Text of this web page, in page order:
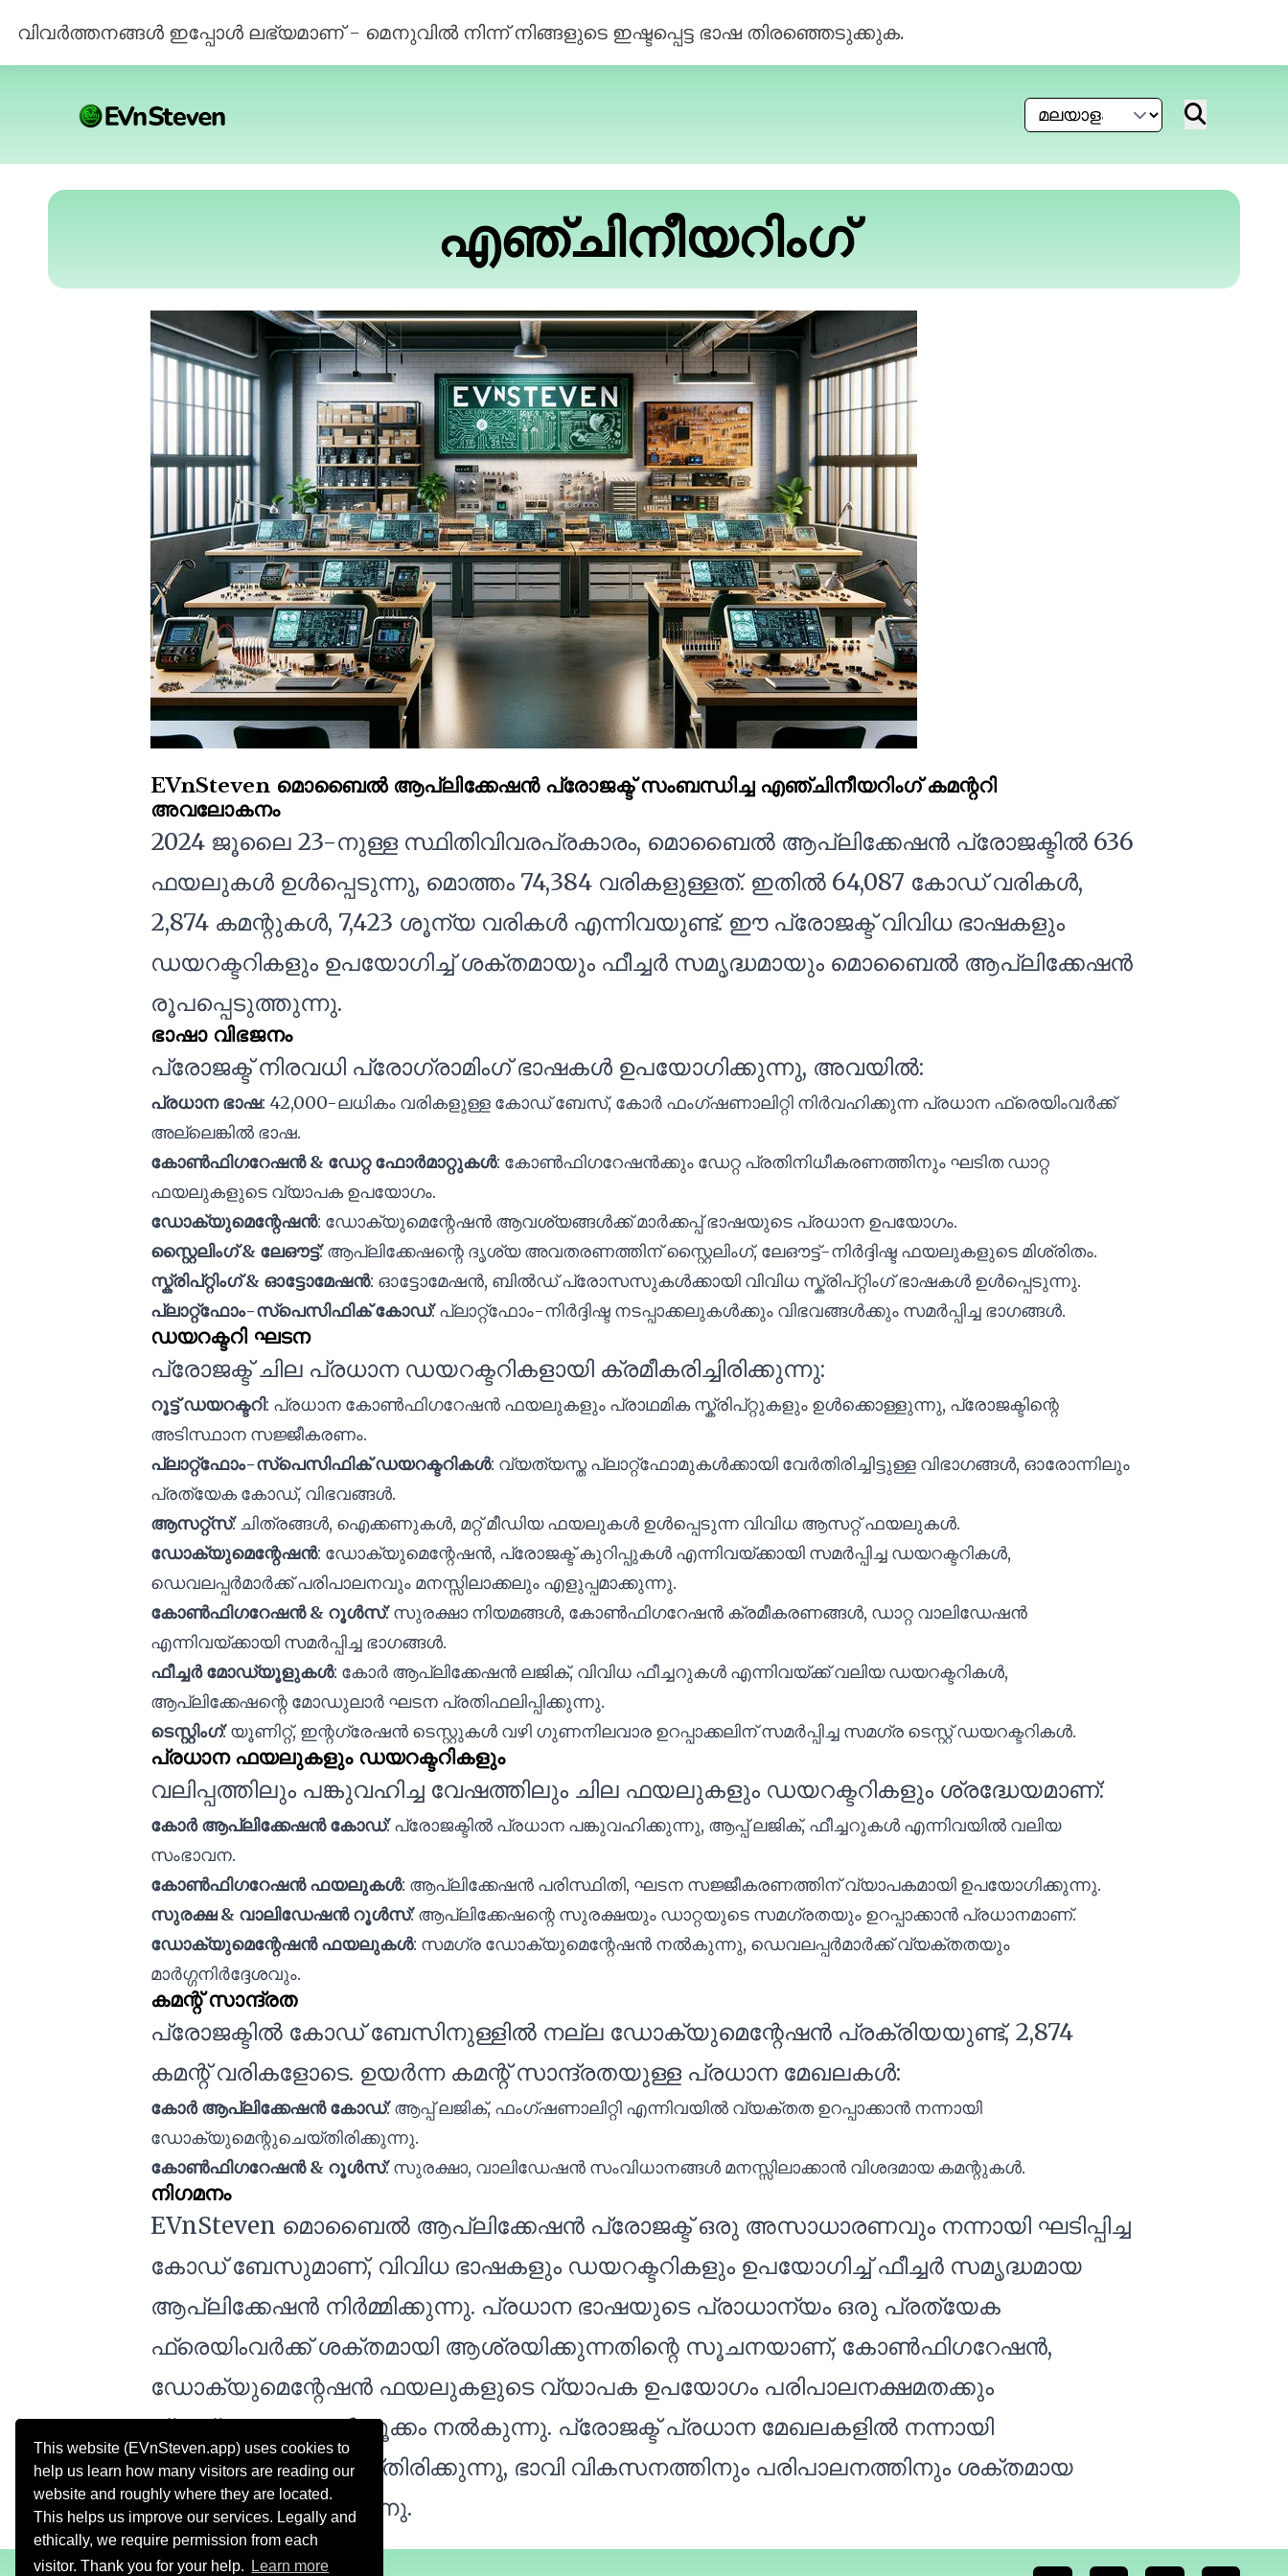
This website (EVnSteven.app) uses cookies to
help us learn how many visitors are reading our
website and roughly where they are located.
This helps us improve our services. Legally and
ethically, we require permission from each
visitor. Thank you for your help.
Learn more
വിവർത്തനങ്ങൾ ഇപ്പോൾ ലഭ്യമാണ് - മെനുവിൽ നിന്ന് നിങ്ങളുടെ ഇഷ്ടപ്പെട്ട ഭാഷ തിരഞ്ഞെടുക്കുക.
എഞ്ചിനീയറിംഗ്
EVnSteven മൊബൈൽ ആപ്ലിക്കേഷൻ പ്രോജക്ട് സംബന്ധിച്ച എഞ്ചിനീയറിംഗ് കമന്ററി
അവലോകനം
2024 ജൂലൈ 23-നുള്ള സ്ഥിതിവിവരപ്രകാരം, മൊബൈൽ ആപ്ലിക്കേഷൻ പ്രോജക്ടിൽ 636
ഫയലുകൾ ഉൾപ്പെടുന്നു, മൊത്തം 74,384 വരികളുള്ളത്. ഇതിൽ 64,087 കോഡ് വരികൾ,
2,874 കമന്റുകൾ, 7,423 ശൂന്യ വരികൾ എന്നിവയുണ്ട്. ഈ പ്രോജക്ട് വിവിധ ഭാഷകളും
ഡയറക്ടറികളും ഉപയോഗിച്ച് ശക്തമായും ഫീച്ചർ സമൃദ്ധമായും മൊബൈൽ ആപ്ലിക്കേഷൻ
രൂപപ്പെടുത്തുന്നു.
ഭാഷാ വിഭജനം
പ്രോജക്ട് നിരവധി പ്രോഗ്രാമിംഗ് ഭാഷകൾ ഉപയോഗിക്കുന്നു, അവയിൽ:
പ്രധാന ഭാഷ: 42,000-ലധികം വരികളുള്ള കോഡ് ബേസ്, കോർ ഫംഗ്ഷണാലിറ്റി നിർവഹിക്കുന്ന പ്രധാന ഫ്രെയിംവർക്ക്
അല്ലെങ്കിൽ ഭാഷ.
കോൺഫിഗറേഷൻ & ഡേറ്റ ഫോർമാറ്റുകൾ: കോൺഫിഗറേഷൻക്കും ഡേറ്റ പ്രതിനിധീകരണത്തിനും ഘടിത ഡാറ്റ
ഫയലുകളുടെ വ്യാപക ഉപയോഗം.
ഡോക്യുമെന്റേഷൻ: ഡോക്യുമെന്റേഷൻ ആവശ്യങ്ങൾക്ക് മാർക്കപ്പ് ഭാഷയുടെ പ്രധാന ഉപയോഗം.
സ്റ്റൈലിംഗ് & ലേഔട്ട്: ആപ്ലിക്കേഷന്റെ ദൃശ്യ അവതരണത്തിന് സ്റ്റൈലിംഗ്, ലേഔട്ട്-നിർദ്ദിഷ്ട ഫയലുകളുടെ മിശ്രിതം.
സ്ക്രിപ്റ്റിംഗ് & ഓട്ടോമേഷൻ: ഓട്ടോമേഷൻ, ബിൽഡ് പ്രോസസുകൾക്കായി വിവിധ സ്ക്രിപ്റ്റിംഗ് ഭാഷകൾ ഉൾപ്പെടുന്നു.
പ്ലാറ്റ്ഫോം-സ്പെസിഫിക് കോഡ്: പ്ലാറ്റ്ഫോം-നിർദ്ദിഷ്ട നടപ്പാക്കലുകൾക്കും വിഭവങ്ങൾക്കും സമർപ്പിച്ച ഭാഗങ്ങൾ.
ഡയറക്ടറി ഘടന
പ്രോജക്ട് ചില പ്രധാന ഡയറക്ടറികളായി ക്രമീകരിച്ചിരിക്കുന്നു:
റൂട്ട് ഡയറക്ടറി: പ്രധാന കോൺഫിഗറേഷൻ ഫയലുകളും പ്രാഥമിക സ്ക്രിപ്റ്റുകളും ഉൾക്കൊള്ളുന്നു, പ്രോജക്ടിന്റെ
അടിസ്ഥാന സജ്ജീകരണം.
പ്ലാറ്റ്ഫോം-സ്പെസിഫിക് ഡയറക്ടറികൾ: വ്യത്യസ്ത പ്ലാറ്റ്ഫോമുകൾക്കായി വേർതിരിച്ചിട്ടുള്ള വിഭാഗങ്ങൾ, ഓരോന്നിലും
പ്രത്യേക കോഡ്, വിഭവങ്ങൾ.
ആസറ്റ്സ്: ചിത്രങ്ങൾ, ഐക്കണുകൾ, മറ്റ് മീഡിയ ഫയലുകൾ ഉൾപ്പെടുന്ന വിവിധ ആസറ്റ് ഫയലുകൾ.
ഡോക്യുമെന്റേഷൻ: ഡോക്യുമെന്റേഷൻ, പ്രോജക്ട് കുറിപ്പുകൾ എന്നിവയ്ക്കായി സമർപ്പിച്ച ഡയറക്ടറികൾ,
ഡെവലപ്പർമാർക്ക് പരിപാലനവും മനസ്സിലാക്കലും എളുപ്പമാക്കുന്നു.
കോൺഫിഗറേഷൻ & റൂൾസ്: സുരക്ഷാ നിയമങ്ങൾ, കോൺഫിഗറേഷൻ ക്രമീകരണങ്ങൾ, ഡാറ്റ വാലിഡേഷൻ
എന്നിവയ്ക്കായി സമർപ്പിച്ച ഭാഗങ്ങൾ.
ഫീച്ചർ മോഡ്യൂളുകൾ: കോർ ആപ്ലിക്കേഷൻ ലജിക്, വിവിധ ഫീച്ചറുകൾ എന്നിവയ്ക്ക് വലിയ ഡയറക്ടറികൾ,
ആപ്ലിക്കേഷന്റെ മോഡുലാർ ഘടന പ്രതിഫലിപ്പിക്കുന്നു.
ടെസ്റ്റിംഗ്: യൂണിറ്റ്, ഇന്റഗ്രേഷൻ ടെസ്റ്റുകൾ വഴി ഗുണനിലവാര ഉറപ്പാക്കലിന് സമർപ്പിച്ച സമഗ്ര ടെസ്റ്റ് ഡയറക്ടറികൾ.
പ്രധാന ഫയലുകളും ഡയറക്ടറികളും
വലിപ്പത്തിലും പങ്കുവഹിച്ച വേഷത്തിലും ചില ഫയലുകളും ഡയറക്ടറികളും ശ്രദ്ധേയമാണ്:
കോർ ആപ്ലിക്കേഷൻ കോഡ്: പ്രോജക്ടിൽ പ്രധാന പങ്കുവഹിക്കുന്നു, ആപ്പ് ലജിക്, ഫീച്ചറുകൾ എന്നിവയിൽ വലിയ
സംഭാവന.
കോൺഫിഗറേഷൻ ഫയലുകൾ: ആപ്ലിക്കേഷൻ പരിസ്ഥിതി, ഘടന സജ്ജീകരണത്തിന് വ്യാപകമായി ഉപയോഗിക്കുന്നു.
സുരക്ഷ & വാലിഡേഷൻ റൂൾസ്: ആപ്ലിക്കേഷന്റെ സുരക്ഷയും ഡാറ്റയുടെ സമഗ്രതയും ഉറപ്പാക്കാൻ പ്രധാനമാണ്.
ഡോക്യുമെന്റേഷൻ ഫയലുകൾ: സമഗ്ര ഡോക്യുമെന്റേഷൻ നൽകുന്നു, ഡെവലപ്പർമാർക്ക് വ്യക്തതയും
മാർഗ്ഗനിർദ്ദേശവും.
കമന്റ് സാന്ദ്രത
പ്രോജക്ടിൽ കോഡ് ബേസിനുള്ളിൽ നല്ല ഡോക്യുമെന്റേഷൻ പ്രക്രിയയുണ്ട്, 2,874
കമന്റ് വരികളോടെ. ഉയർന്ന കമന്റ് സാന്ദ്രതയുള്ള പ്രധാന മേഖലകൾ:
കോർ ആപ്ലിക്കേഷൻ കോഡ്: ആപ്പ് ലജിക്, ഫംഗ്ഷണാലിറ്റി എന്നിവയിൽ വ്യക്തത ഉറപ്പാക്കാൻ നന്നായി
ഡോക്യുമെന്റുചെയ്തിരിക്കുന്നു.
കോൺഫിഗറേഷൻ & റൂൾസ്: സുരക്ഷാ, വാലിഡേഷൻ സംവിധാനങ്ങൾ മനസ്സിലാക്കാൻ വിശദമായ കമന്റുകൾ.
നിഗമനം
EVnSteven മൊബൈൽ ആപ്ലിക്കേഷൻ പ്രോജക്ട് ഒരു അസാധാരണവും നന്നായി ഘടിപ്പിച്ച
കോഡ് ബേസുമാണ്, വിവിധ ഭാഷകളും ഡയറക്ടറികളും ഉപയോഗിച്ച് ഫീച്ചർ സമൃദ്ധമായ
ആപ്ലിക്കേഷൻ നിർമ്മിക്കുന്നു. പ്രധാന ഭാഷയുടെ പ്രാധാന്യം ഒരു പ്രത്യേക
ഫ്രെയിംവർക്ക് ശക്തമായി ആശ്രയിക്കുന്നതിന്റെ സൂചനയാണ്, കോൺഫിഗറേഷൻ,
ഡോക്യുമെന്റേഷൻ ഫയലുകളുടെ വ്യാപക ഉപയോഗം പരിപാലനക്ഷമതക്കും
വ്യക്തതക്കും മുൻതൂക്കം നൽകുന്നു. പ്രോജക്ട് പ്രധാന മേഖലകളിൽ നന്നായി
ഡോക്യുമെന്റുചെയ്തിരിക്കുന്നു, ഭാവി വികസനത്തിനും പരിപാലനത്തിനും ശക്തമായ
അടിസ്ഥാനം ഒരുക്കുന്നു.